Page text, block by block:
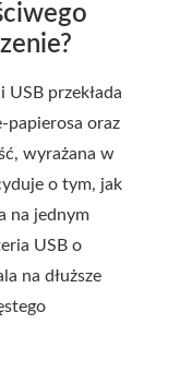
przekłada
papierosa oraz
wyrażana w
o tym, jak
na jednym
USB o
na dłuższe